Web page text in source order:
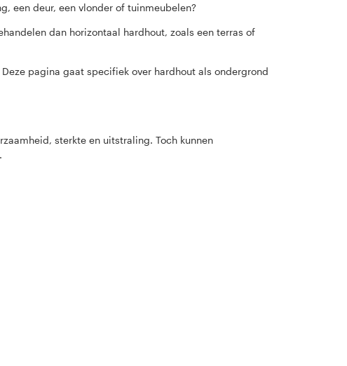
een deur, een vlonder of tuinmeubelen?
dan horizontaal hardhout, zoals een terras of
Deze pagina gaat specifiek over hardhout als ondergrond
sterkte en uitstraling. Toch kunnen